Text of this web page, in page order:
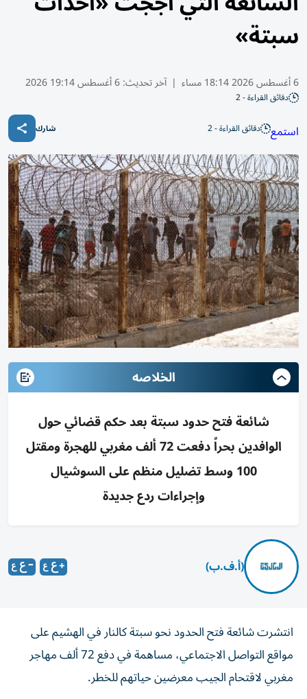
سبتة»
6 أغسطس 2026 18:14 مساء | آخر تحديث:6 أغسطس 19:14 2026
دقائق القراءة - 2
استمع دقائق القراءة - 2 شارك
الخلاصه
شائعة فتح حدود سبتة بعد حكم قضائي حول
الوافدين بحراً دفعت 72 ألف مغربي للهجرة ومقتل
100 وسط تضليل منظم على السوشيال
وإجراءات ردع جديدة
(أ.ف.ب)
انتشرت شائعة فتح الحدود نحو سبتة كالنار في الهشيم على
مواقع التواصل الاجتماعي، مساهمة في دفع 72 ألف مهاجر
مغربي لاقتحام الجيب معرضين حياتهم للخطر.